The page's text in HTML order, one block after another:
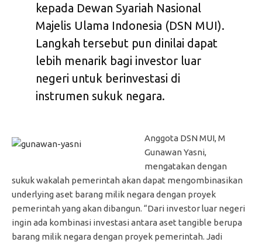
kepada Dewan Syariah Nasional
Majelis Ulama Indonesia (DSN MUI).
Langkah tersebut pun dinilai dapat
lebih menarik bagi investor luar
negeri untuk berinvestasi di
instrumen sukuk negara.
Anggota DSN MUI, M
Gunawan Yasni,
mengatakan dengan
sukuk wakalah pemerintah akan dapat mengombinasikan
underlying aset barang milik negara dengan proyek
pemerintah yang akan dibangun. “Dari investor luar negeri
ingin ada kombinasi investasi antara aset tangible berupa
barang milik negara dengan proyek pemerintah. Jadi